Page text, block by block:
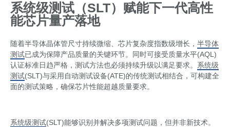
系统级测试（SLT）赋能下一代高性
能芯片量产落地
随着半导体晶体管尺寸持续微缩、芯片复杂度指数级增长， 半导体
测试已成为保障产品质量的关键环节。同时可接受质量水平(AQL)
认证标准日趋严格，测试方法也必须持续升级以满足要求。 系统级
测试(SLT)与采用自动测试设备(ATE)的传统测试相结合，可构建全
面的测试策略，确保芯片性能超越质量要求。
系统级测试(SLT)能够识别并解决多项测试问题，但并非新技术。